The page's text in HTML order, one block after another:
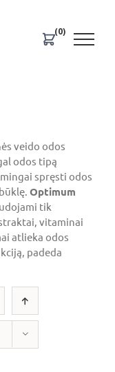
(0)
veido odos
odos tipą
spręsti odos
Optimum
tik
vitaminai
atlieka odos
padeda